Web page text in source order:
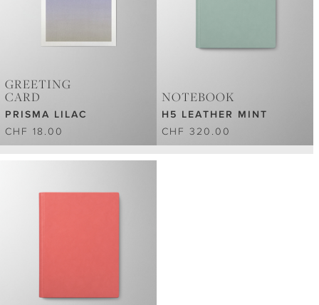
GREETING
CARD
PRISMA LILAC
CHF 18.00
NOTEBOOK
H5 LEATHER MINT
CHF 320.00